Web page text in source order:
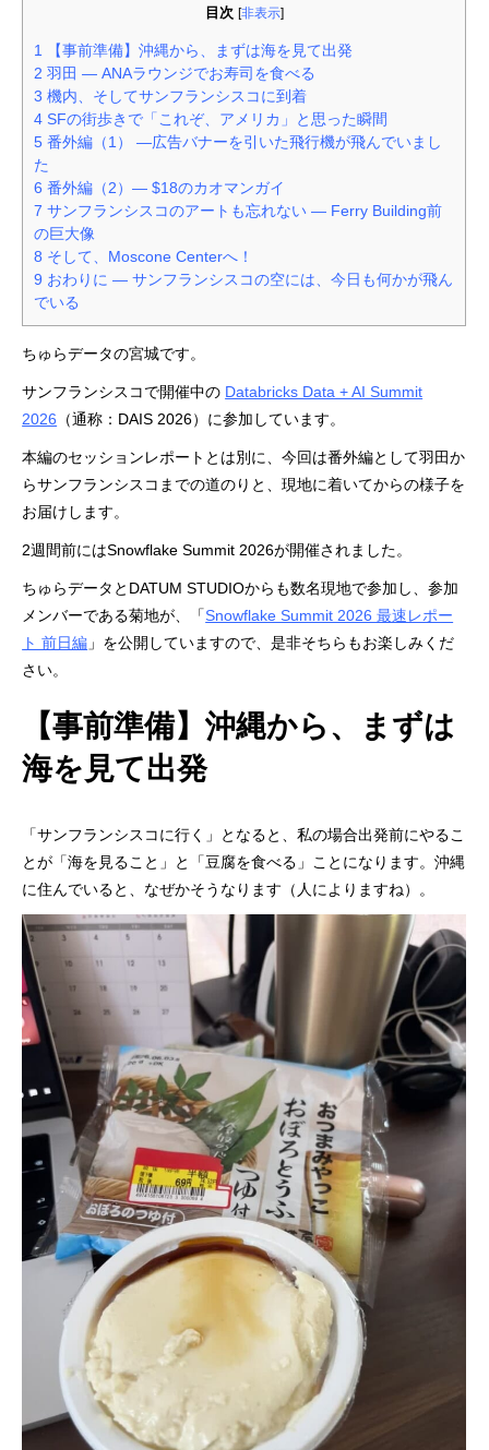
目次 [非表示]
1 【事前準備】沖縄から、まずは海を見て出発
2 羽田 ― ANAラウンジでお寿司を食べる
3 機内、そしてサンフランシスコに到着
4 SFの街歩きで「これぞ、アメリカ」と思った瞬間
5 番外編（1） ―広告バナーを引いた飛行機が飛んでいまし
た
6 番外編（2）― $18のカオマンガイ
7 サンフランシスコのアートも忘れない ― Ferry Building前
の巨大像
8 そして、Moscone Centerへ！
9 おわりに ― サンフランシスコの空には、今日も何かが飛ん
でいる
ちゅらデータの宮城です。
サンフランシスコで開催中の Databricks Data + AI Summit
2026 （通称：DAIS 2026）に参加しています。
本編のセッションレポートとは別に、今回は番外編として羽田か
らサンフランシスコまでの道のりと、現地に着いてからの様子を
お届けします。
2週間前にはSnowflake Summit 2026が開催されました。
ちゅらデータとDATUM STUDIOからも数名現地で参加し、参加
メンバーである菊地が、「Snowflake Summit 2026 最速レポー
ト 前日編 」を公開していますので、是非そちらもお楽しみくだ
さい。
【事前準備】沖縄から、まずは
海を見て出発
「サンフランシスコに行く」となると、私の場合出発前にやるこ
とが「海を見ること」と「豆腐を食べる」ことになります。沖縄
に住んでいると、なぜかそうなります（人によりますね）。